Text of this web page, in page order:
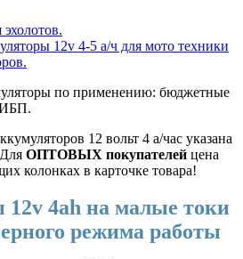
12v 4-5 а/ч для мото техники
по применению: бюджетные
ИБП.
12 вольт 4 а/час указана
ОПТОВЫХ покупателей цена
колонках в карточке товара!
4ah на малые токи
режима работы